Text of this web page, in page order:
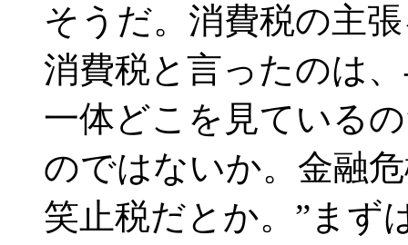
そうだ。消費税の主
消費税と言ったのは
一体どこを見ている
のではないか。金融
笑止税だとか。”まず